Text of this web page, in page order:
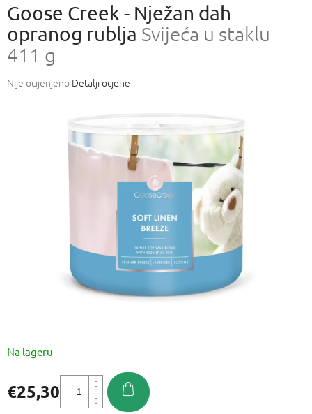
Goose Creek - Nježan dah
opranog rublja Svijeća u staklu
411 g
Prosječna
Nije ocijenjeno Detalji ocjene
€25,30
Na lageru